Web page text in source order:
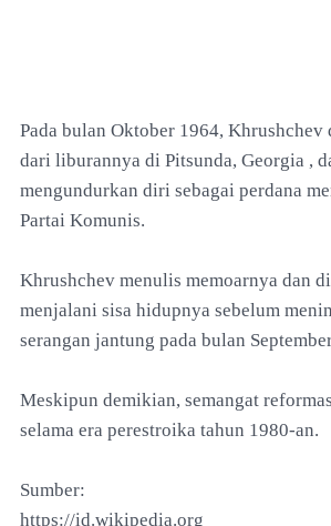
Pada bulan Oktober 1964,
dari liburannya di Pitsunda, Georgia ,
mengundurkan diri sebagai perdana
Partai Komunis.
Khrushchev menulis memoarnya dan
menjalani sisa hidupnya sebelum
serangan jantung pada bulan
Meskipun demikian, semangat
selama era perestroika tahun 1980-an.
Sumber:
https://id.wikipedia.org